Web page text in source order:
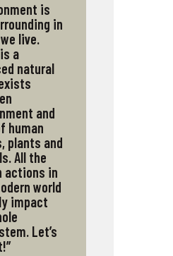
is
in
live.
a
natural
and
human
plants and
All the
actions in
world
impact
Let’s